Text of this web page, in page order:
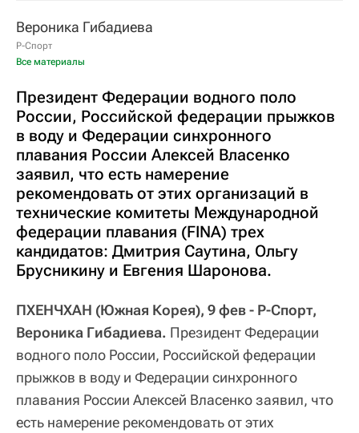
Вероника Гибадиева
Р-Спорт
Все материалы
Президент Федерации водного поло
России, Российской федерации прыжков
в воду и Федерации синхронного
плавания России Алексей Власенко
заявил, что есть намерение
рекомендовать от этих организаций в
технические комитеты Международной
федерации плавания (FINA) трех
кандидатов: Дмитрия Саутина, Ольгу
Брусникину и Евгения Шаронова.
ПХЕНЧХАН (Южная Корея), 9 фев - Р-Спорт,
Вероника Гибадиева. Президент Федерации
водного поло России, Российской федерации
прыжков в воду и Федерации синхронного
плавания России Алексей Власенко заявил, что
есть намерение рекомендовать от этих